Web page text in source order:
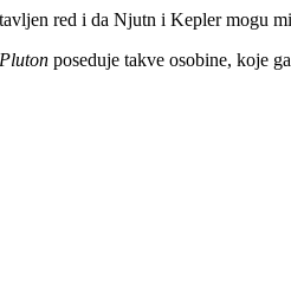
red i da Njutn i Kepler mogu
Pluton poseduje takve osobine, koje